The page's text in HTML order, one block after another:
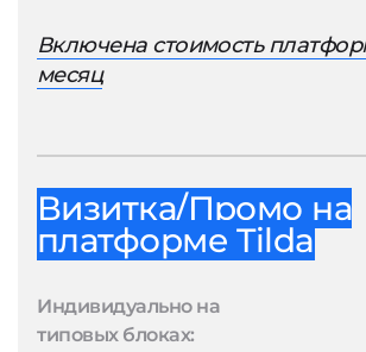
Включена стоимость
месяц
Визитка/Промо на
платформе Tilda
Индивидуально на
типовых блоках: